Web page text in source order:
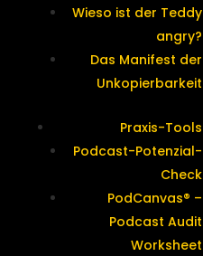
Wieso ist der Teddy
angry?
Das Manifest der
Unkopierbarkeit
Praxis-Tools
Podcast-Potenzial-
Check
PodCanvas® –
Podcast Audit
Worksheet